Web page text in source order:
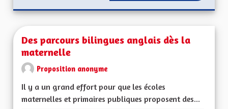
Des parcours bilingues anglais dès la
maternelle
Proposition anonyme
Il y a un grand effort pour que les écoles
maternelles et primaires publiques proposent des...